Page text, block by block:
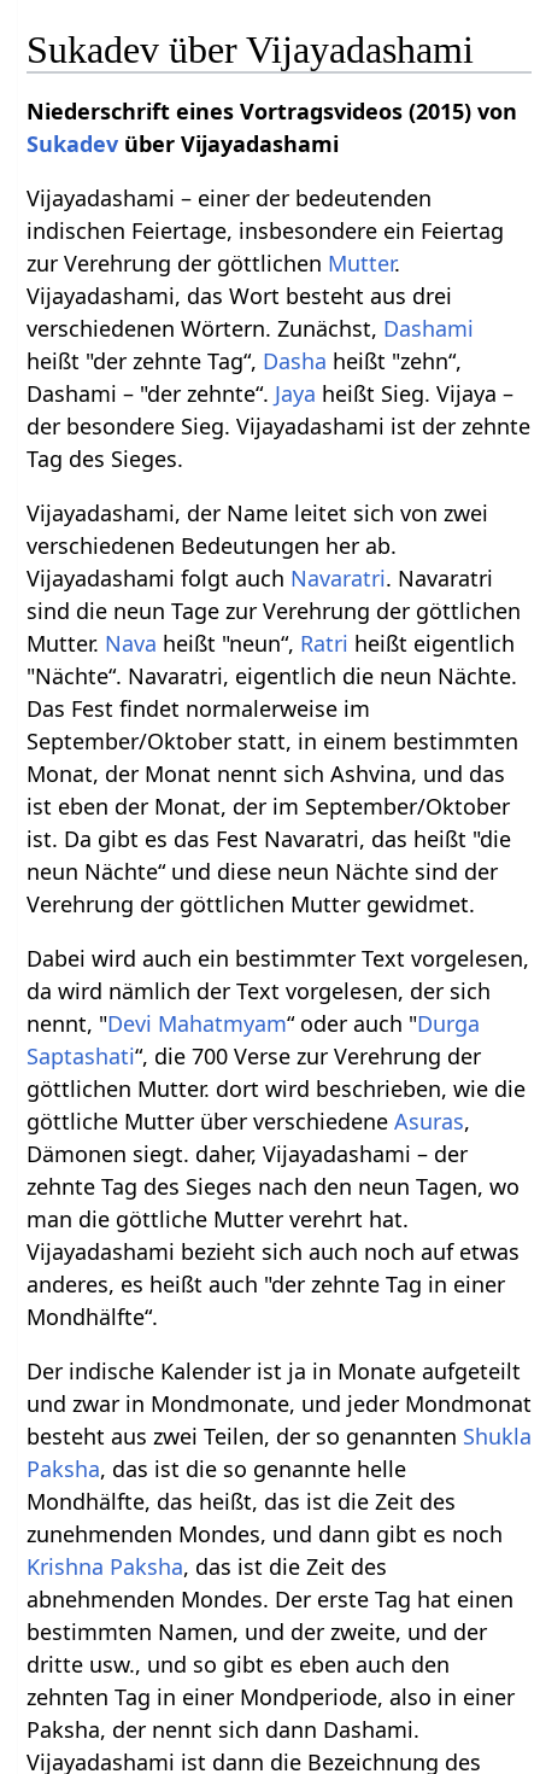
Sukadev über Vijayadashami
Niederschrift eines Vortragsvideos (2015) von
Sukadev über Vijayadashami
Vijayadashami – einer der bedeutenden
indischen Feiertage, insbesondere ein Feiertag
zur Verehrung der göttlichen Mutter.
Vijayadashami, das Wort besteht aus drei
verschiedenen Wörtern. Zunächst, Dashami
heißt "der zehnte Tag“, Dasha heißt "zehn“,
Dashami – "der zehnte“. Jaya heißt Sieg. Vijaya –
der besondere Sieg. Vijayadashami ist der zehnte
Tag des Sieges.
Vijayadashami, der Name leitet sich von zwei
verschiedenen Bedeutungen her ab.
Vijayadashami folgt auch Navaratri. Navaratri
sind die neun Tage zur Verehrung der göttlichen
Mutter. Nava heißt "neun“, Ratri heißt eigentlich
"Nächte“. Navaratri, eigentlich die neun Nächte.
Das Fest findet normalerweise im
September/Oktober statt, in einem bestimmten
Monat, der Monat nennt sich Ashvina, und das
ist eben der Monat, der im September/Oktober
ist. Da gibt es das Fest Navaratri, das heißt "die
neun Nächte“ und diese neun Nächte sind der
Verehrung der göttlichen Mutter gewidmet.
Dabei wird auch ein bestimmter Text vorgelesen,
da wird nämlich der Text vorgelesen, der sich
nennt, "Devi Mahatmyam“ oder auch "Durga
Saptashati“, die 700 Verse zur Verehrung der
göttlichen Mutter. dort wird beschrieben, wie die
göttliche Mutter über verschiedeneAsuras,
Dämonen siegt. daher, Vijayadashami – der
zehnte Tag des Sieges nach den neun Tagen, wo
man die göttliche Mutter verehrt hat.
Vijayadashami bezieht sich auch noch auf etwas
anderes, es heißt auch "der zehnte Tag in einer
Mondhälfte“.
Der indische Kalender ist ja in Monate aufgeteilt
und zwar in Mondmonate, und jeder Mondmonat
besteht aus zwei Teilen, der so genannten Shukla
Paksha, das ist die so genannte helle
Mondhälfte, das heißt, das ist die Zeit des
zunehmenden Mondes, und dann gibt es noch
Krishna Paksha, das ist die Zeit des
abnehmenden Mondes. Der erste Tag hat einen
bestimmten Namen, und der zweite, und der
dritte usw., und so gibt es eben auch den
zehnten Tag in einer Mondperiode, also in einer
Paksha, der nennt sich dann Dashami.
Vijayadashami ist dann die Bezeichnung des